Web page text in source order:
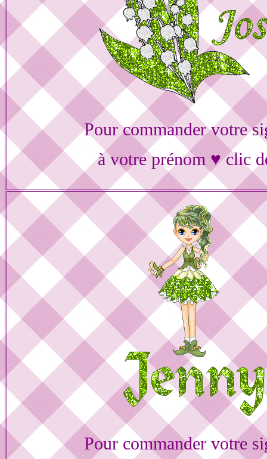
Pour commander votre
à votre prénom ♥ clic
Pour commander votre